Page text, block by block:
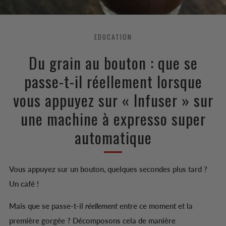
EDUCATION
Du grain au bouton : que se
passe-t-il réellement lorsque
vous appuyez sur « Infuser » sur
une machine à expresso super
automatique
Vous appuyez sur un bouton, quelques secondes plus tard ?
Un café !
Mais que se passe-t-il réellement entre ce moment et la
première gorgée ? Décomposons cela de manière